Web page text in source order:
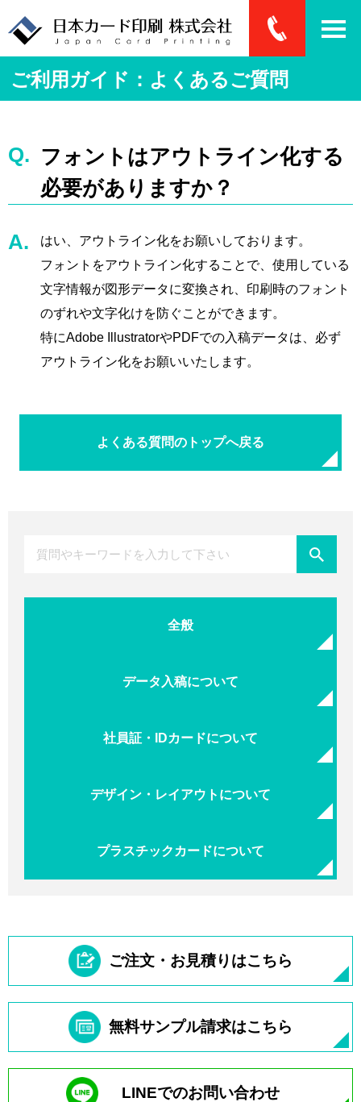
ご利用ガイド：よくあるご質問
フォントはアウトライン化する
必要がありますか？
はい、アウトライン化をお願いしております。
フォントをアウトライン化することで、使用している
文字情報が図形データに変換され、印刷時のフォント
のずれや文字化けを防ぐことができます。
特にAdobe IllustratorやPDFでの入稿データは、必ず
アウトライン化をお願いいたします。
よくある質問のトップへ戻る
全般
データ入稿について
社員証・IDカードについて
デザイン・レイアウトについて
プラスチックカードについて
ご注文・お見積りはこちら
無料サンプル請求はこちら
LINEでのお問い合わせ